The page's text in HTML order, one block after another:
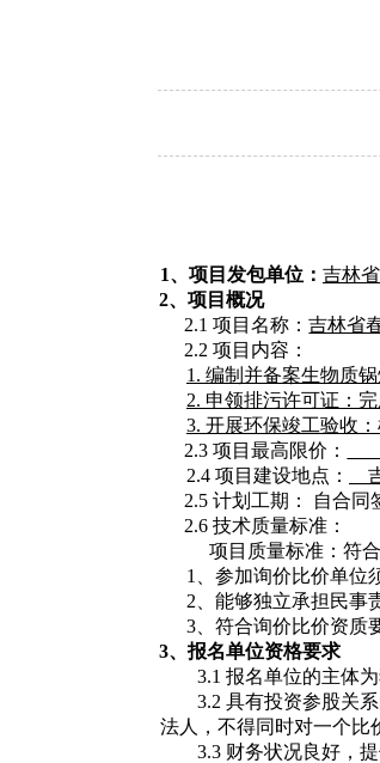
1、项目发包单位： 吉林
2、项目概况
2.1 项目名称：吉林省
2.2 项目内容：
1. 编制并备案生物质
2. 申领排污许可证：
3. 开展环保竣工验收
2.3 项目最高限价：
2.4 项目建设地点：
2.5 计划工期： 自合同
2.6 技术质量标准：
项目质量标准：符
1、参加询价比价单位
2、能够独立承担民事
3、符合询价比价资质
3、报名单位资格要求
3.1 报名单位的主体
3.2 具有投资参股关
法人，不得同时对一个比
3.3 财务状况良好，